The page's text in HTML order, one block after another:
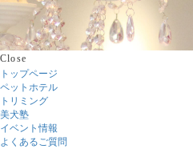
Close
トップページ
ペットホテル
トリミング
美犬塾
イベント情報
よくあるご質問